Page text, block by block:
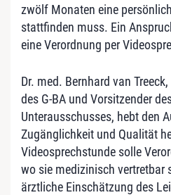
zwölf Monaten eine
stattfinden muss. Ein
eine Verordnung per
Dr. med. Bernhard van
des G-BA und Vorsitzender
Unterausschusses, hebt den
Zugänglichkeit und Qualität
Videosprechstunde solle
wo sie medizinisch vertretbar
ärztliche Einschätzung des